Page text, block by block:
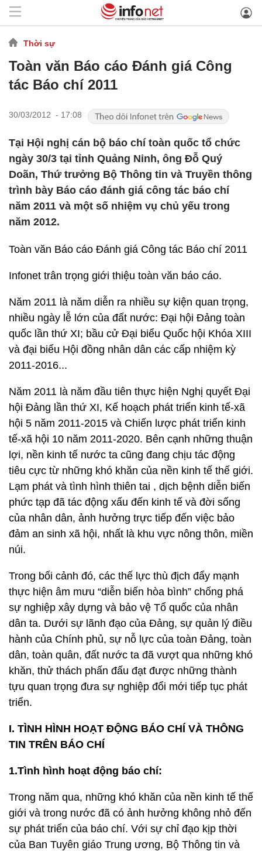
Thời sự
Toàn văn Báo cáo Đánh giá Công
tác Báo chí 2011
30/03/2012 - 17:08
Tại Hội nghị cán bộ báo chí toàn quốc tổ chức
ngày 30/3 tại tỉnh Quảng Ninh, ông Đỗ Quý
Doãn, Thứ trưởng Bộ Thông tin và Truyền thông
trình bày Báo cáo đánh giá công tác báo chí
năm 2011 và một số nhiệm vụ chủ yếu trong
năm 2012.
Toàn văn Báo cáo Đánh giá Công tác Báo chí 2011
Infonet trân trọng giới thiệu toàn văn báo cáo.
Năm 2011 là năm diễn ra nhiều sự kiện quan trọng,
nhiều ngày lễ lớn của đất nước: Đại hội Đảng toàn
quốc lần thứ XI; bầu cử Đại biểu Quốc hội Khóa XIII
và đại biểu Hội đồng nhân dân các cấp nhiệm kỳ
2011-2016...
Năm 2011 là năm đầu tiên thực hiện Nghị quyết Đại
hội Đảng lần thứ XI, Kế hoạch phát triển kinh tế-xã
hội 5 năm 2011-2015 và Chiến lược phát triển kinh
tế-xã hội 10 năm 2011-2020. Bên cạnh những thuận
lợi, nền kinh tế nước ta cũng đang chịu tác động
tiêu cực từ những khó khăn của nền kinh tế thế giới.
Lạm phát và tình hình thiên tai , dịch bệnh diễn biến
phức tạp đã tác động xấu đến kinh tế và đời sống
của nhân dân, ảnh hưởng trực tiếp đến việc bảo
đảm an sinh xã hội, nhất là khu vực nông thôn, miền
núi.
Trong bối cảnh đó, các thế lực thù địch đẩy mạnh
thực hiện âm mưu “diễn biến hòa bình” chống phá
sự nghiệp xây dựng và bảo vệ Tổ quốc của nhân
dân ta. Dưới sự lãnh đạo của Đảng, sự quản lý điều
hành của Chính phủ, sự nỗ lực của toàn Đảng, toàn
dân, toàn quân, đất nước ta đã vượt qua những khó
khăn, thử thách phấn đấu đạt được những thành
tựu quan trọng đưa sự nghiệp đổi mới tiếp tục phát
triển.
I. TÌNH HÌNH HOẠT ĐỘNG BÁO CHÍ VÀ THÔNG
TIN TRÊN BÁO CHÍ
1.Tình hình hoạt động báo chí:
Trong năm qua, những khó khăn của nền kinh tế thế
giới và trong nước đã có ảnh hưởng không nhỏ đến
sự phát triển của báo chí. Với sự chỉ đạo kịp thời
của Ban Tuyên giáo Trung ương, Bộ Thông tin và